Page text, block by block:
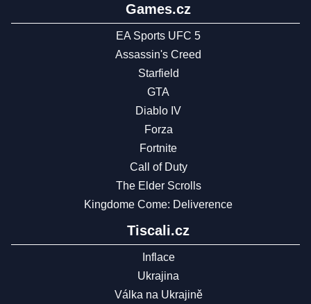
Games.cz
EA Sports UFC 5
Assassin's Creed
Starfield
GTA
Diablo IV
Forza
Fortnite
Call of Duty
The Elder Scrolls
Kingdome Come: Deliverence
Tiscali.cz
Inflace
Ukrajina
Válka na Ukrajině